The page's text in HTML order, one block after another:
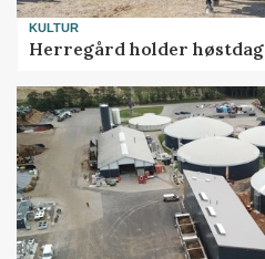
KULTUR
Herregård holder høstdag